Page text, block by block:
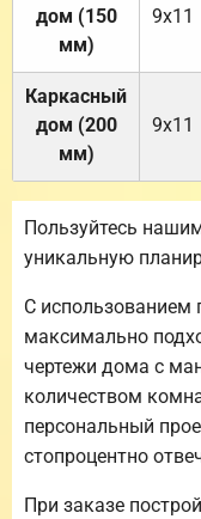
дом (150
мм)
9х11
Каркасный
дом (200
мм)
9х11
Пользуйтесь
уникальную
С
максимально
чертежи дома с
количеством
персональный
стопроцентно
При заказе